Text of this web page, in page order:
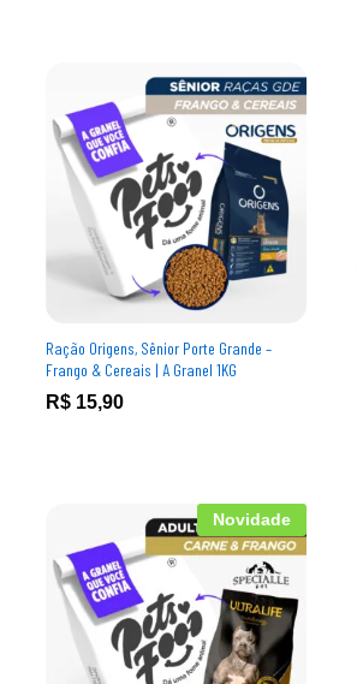
Ração Origens, Sênior Porte Grande –
Frango & Cereais | A Granel 1KG
R$ 15,90
R$ 15,90
Novidade